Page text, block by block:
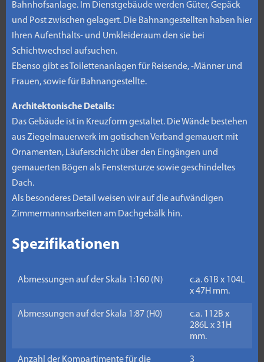
Bahnhofsanlage. Im Dienstgebäude werden Güter, Gepäck
und Post zwischen gelagert. Die Bahnangestellten haben hier
Ihren Aufenthalts- und Umkleideraum den sie bei
Schichtwechsel aufsuchen.
Ebenso gibt es Toilettenanlagen für Reisende, -Männer und
Frauen, sowie für Bahnangestellte.
Architektonische Details:
Das Gebäude ist in Kreuzform gestaltet. Die Wände bestehen
aus Ziegelmauerwerk im gotischen Verband gemauert mit
Ornamenten, Läuferschicht über den Eingängen und
gemauerten Bögen als Fenstersturze sowie geschindeltes
Dach.
Als besonderes Detail weisen wir auf die aufwändigen
Zimmermannsarbeiten am Dachgebälk hin.
Spezifikationen
Abmessungen auf der Skala 1:160 (N)
c.a. 61B x 104L
x 47H mm.
Abmessungen auf der Skala 1:87 (H0)
c.a. 112B x
286L x 31H
mm.
Anzahl der Kompartimente für die 3